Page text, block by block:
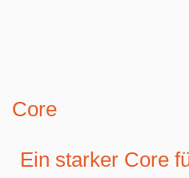
Core
Ein starker Core